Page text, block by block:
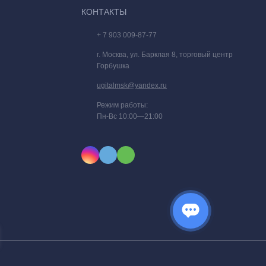
КОНТАКТЫ
+ 7 903 009-87-77
г. Москва, ул. Барклая 8, торговый центр
Горбушка
ugitalmsk@yandex.ru
Режим работы:
Пн-Вс 10:00—21:00